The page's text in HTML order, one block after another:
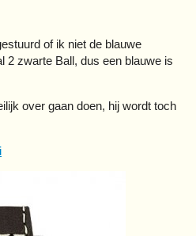
of ik niet de blauwe
2 zwarte Ball, dus een blauwe is
over gaan doen, hij wordt toch